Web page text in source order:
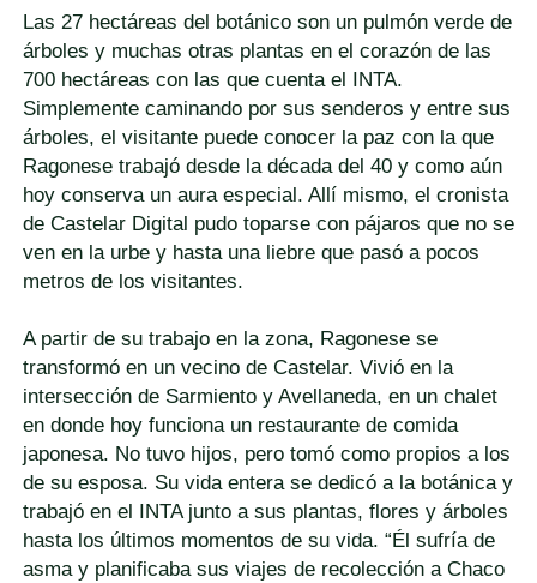
Las 27 hectáreas del botánico son un pulmón verde de
árboles y muchas otras plantas en el corazón de las
700 hectáreas con las que cuenta el INTA.
Simplemente caminando por sus senderos y entre sus
árboles, el visitante puede conocer la paz con la que
Ragonese trabajó desde la década del 40 y como aún
hoy conserva un aura especial. Allí mismo, el cronista
de Castelar Digital pudo toparse con pájaros que no se
ven en la urbe y hasta una liebre que pasó a pocos
metros de los visitantes.
A partir de su trabajo en la zona, Ragonese se
transformó en un vecino de Castelar. Vivió en la
intersección de Sarmiento y Avellaneda, en un chalet
en donde hoy funciona un restaurante de comida
japonesa. No tuvo hijos, pero tomó como propios a los
de su esposa. Su vida entera se dedicó a la botánica y
trabajó en el INTA junto a sus plantas, flores y árboles
hasta los últimos momentos de su vida. “Él sufría de
asma y planificaba sus viajes de recolección a Chaco